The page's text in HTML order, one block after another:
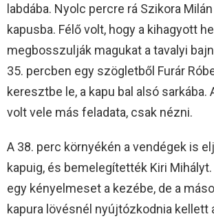
labdába. Nyolc percre rá Szikora
kapusba. Félő volt, hogy a kihagyott
megbosszulják magukat a tavalyi
35. percben egy szögletből Furár
keresztbe le, a kapu bal alsó sarkába.
volt vele más feladata, csak nézni.
A 38. perc környékén a vendégek is
kapuig, és bemelegítették Kiri
egy kényelmeset a kezébe, de a
kapura lövésnél nyújtózkodnia kellett